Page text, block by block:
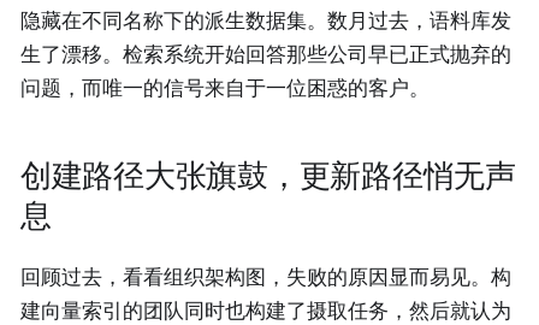
隐藏在不同名称下的派生数据集。数月过去，语料库发
生了漂移。检索系统开始回答那些公司早已正式抛弃的
问题，而唯一的信号来自于一位困惑的客户。
创建路径大张旗鼓，更新路径悄无声
息
回顾过去，看看组织架构图，失败的原因显而易见。构
建向量索引的团队同时也构建了摄取任务，然后就认为